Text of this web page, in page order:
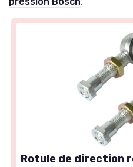
Rotule de direction